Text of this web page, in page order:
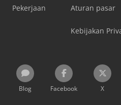
Pekerjaan Aturan pasar
Kebijakan
Blog Facebook X